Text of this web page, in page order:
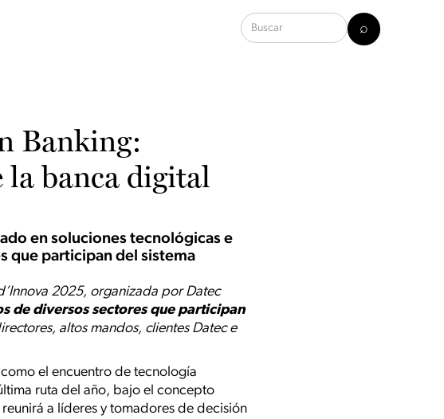
Banking:
la banca digital
en soluciones tecnológicas e
que participan del sistema
2025, organizada por Datec
de diversos sectores que participan
altos mandos, clientes Datec e
el encuentro de tecnología
ruta del año, bajo el concepto
a líderes y tomadores de decisión